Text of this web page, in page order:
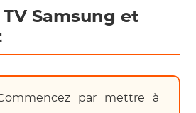
TV Samsung et
par mettre à